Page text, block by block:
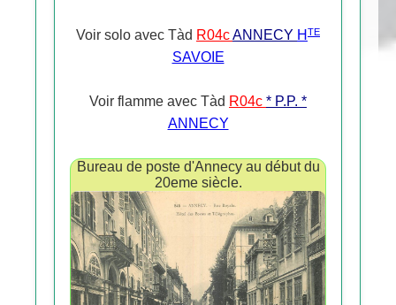
Voir solo avec Tàd R04cANNECY H TE
SAVOIE
Voir flamme avec Tàd R04c * P.P. *
ANNECY
Bureau de poste d'Annecy au début du
20eme siècle.